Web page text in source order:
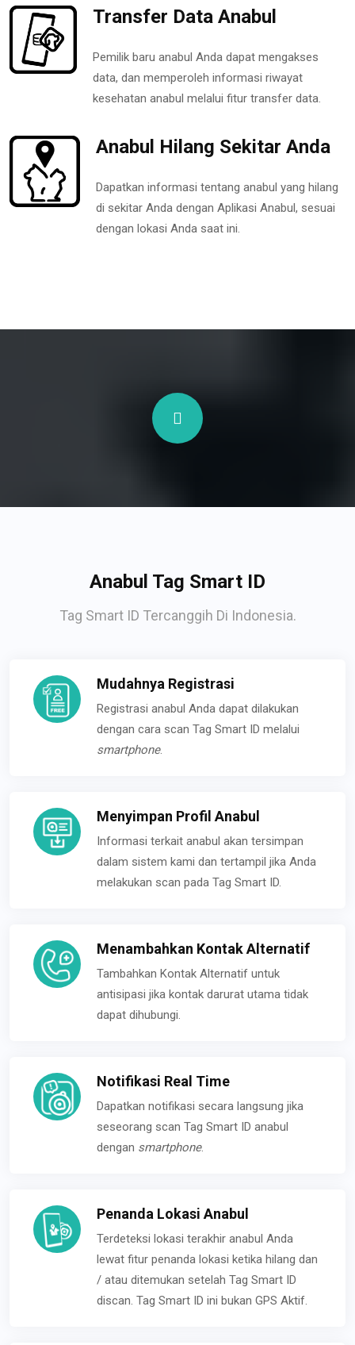
Transfer Data Anabul
Pemilik baru anabul Anda dapat mengakses
data, dan memperoleh informasi riwayat
kesehatan anabul melalui fitur transfer data.
Anabul Hilang Sekitar Anda
Dapatkan informasi tentang anabul yang hilang
di sekitar Anda dengan Aplikasi Anabul, sesuai
dengan lokasi Anda saat ini.
Anabul Tag Smart ID
Tag Smart ID Tercanggih Di Indonesia.
Mudahnya Registrasi
Registrasi anabul Anda dapat dilakukan
dengan cara scan Tag Smart ID melalui
smartphone.
Menyimpan Profil Anabul
Informasi terkait anabul akan tersimpan
dalam sistem kami dan tertampil jika Anda
melakukan scan pada Tag Smart ID.
Menambahkan Kontak Alternatif
Tambahkan Kontak Alternatif untuk
antisipasi jika kontak darurat utama tidak
dapat dihubungi.
Notifikasi Real Time
Dapatkan notifikasi secara langsung jika
seseorang scan Tag Smart ID anabul
dengan smartphone.
Penanda Lokasi Anabul
Terdeteksi lokasi terakhir anabul Anda
lewat fitur penanda lokasi ketika hilang dan
/ atau ditemukan setelah Tag Smart ID
discan. Tag Smart ID ini bukan GPS Aktif.